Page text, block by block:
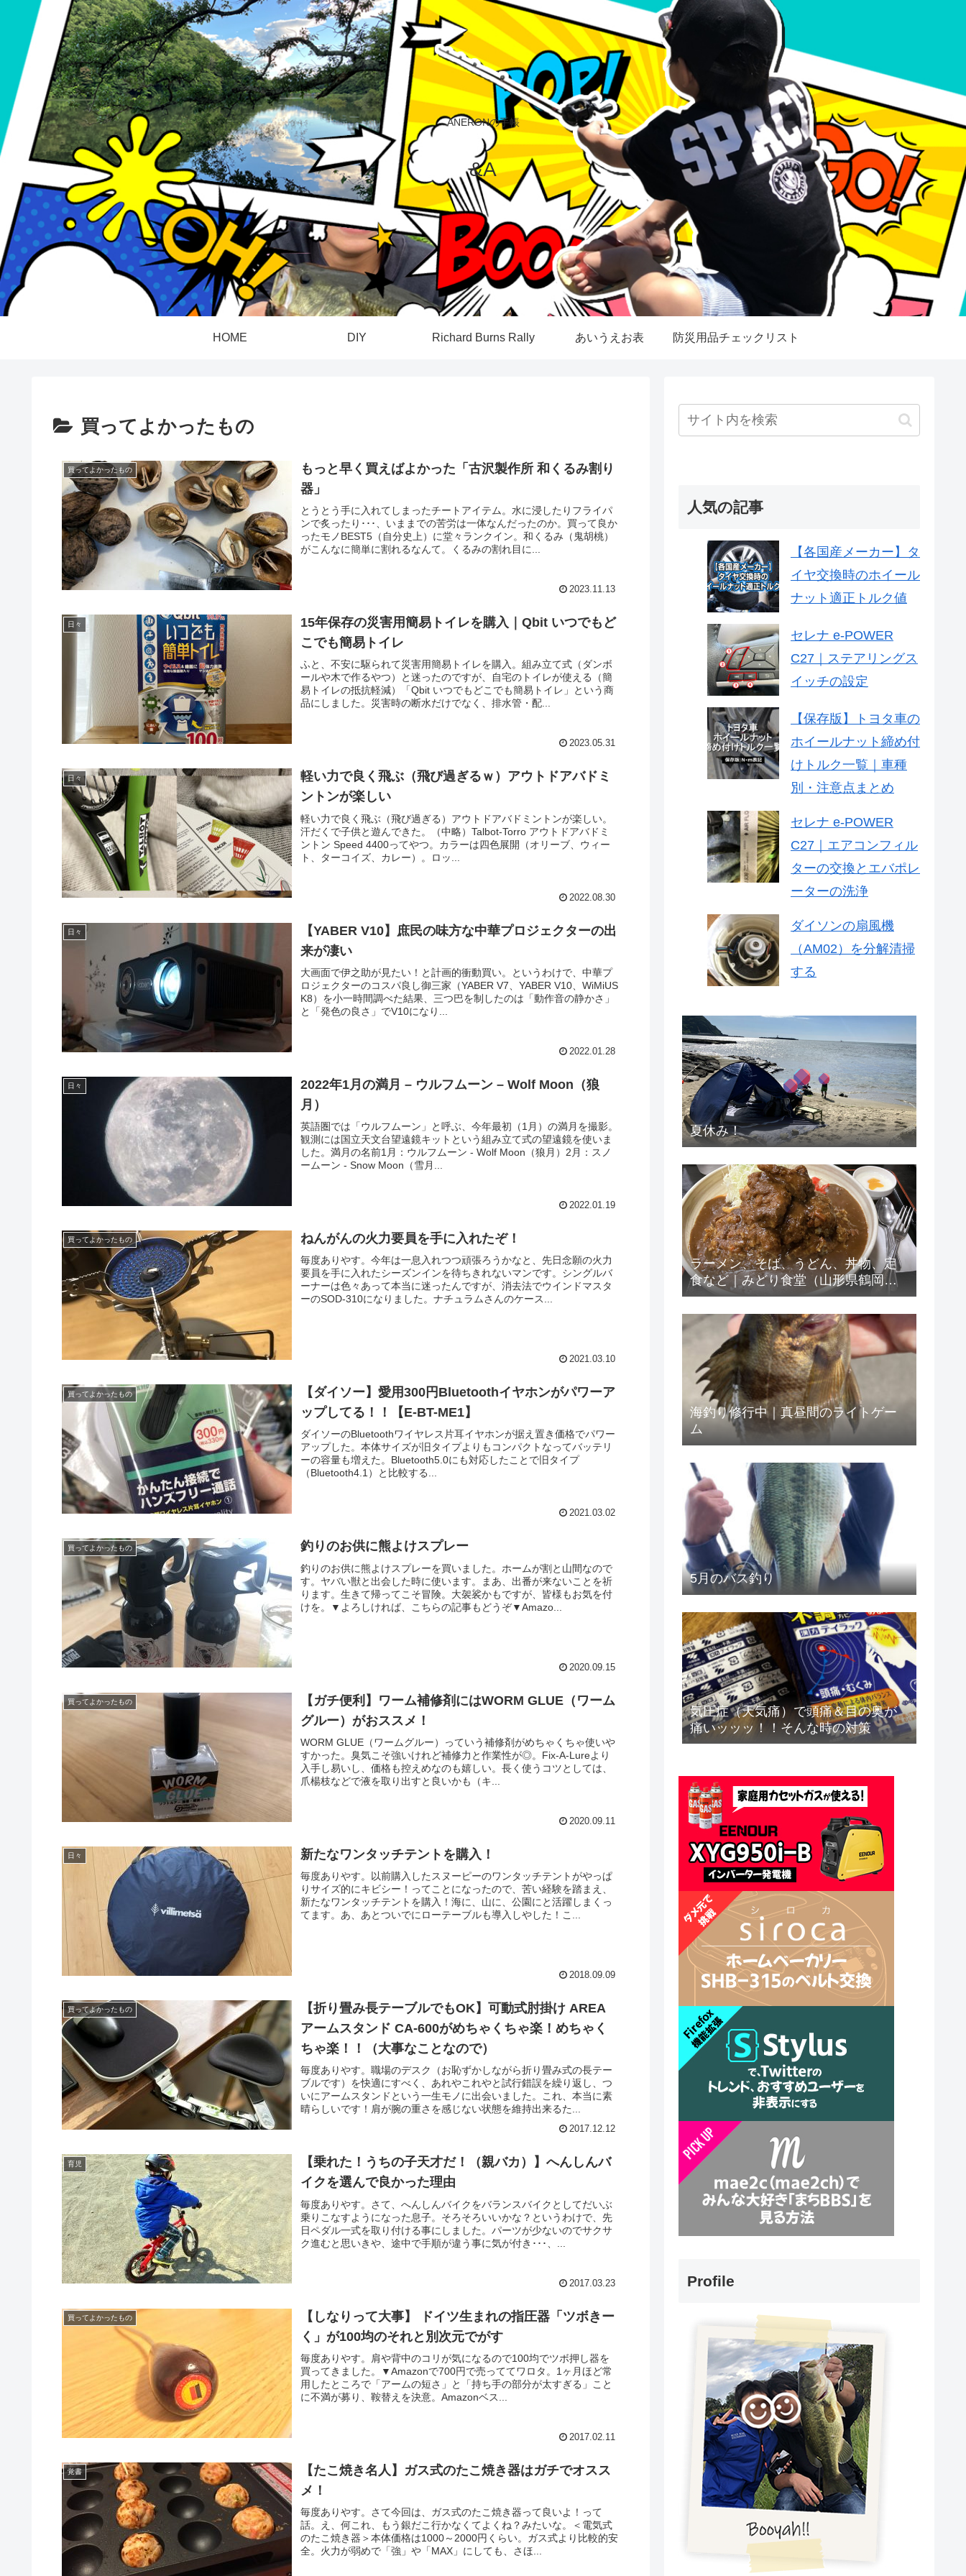
ANERONの手帳
&A
HOME DIY Richard Burns Rally あいうえお表 防災用品チェックリスト
買ってよかったもの
買ってよかったもの
もっと早く買えばよかった「古沢製作所 和くるみ割り
器」
とうとう手に入れてしまったチートアイテム。水に浸したりフライパ
ンで炙ったり･･･、いままでの苦労は一体なんだったのか。買って良か
ったモノBEST5（自分史上）に堂々ランクイン。和くるみ（鬼胡桃）
がこんなに簡単に割れるなんて。くるみの割れ目に...
2023.11.13
日々
15年保存の災害用簡易トイレを購入｜Qbit いつでもど
こでも簡易トイレ
ふと、不安に駆られて災害用簡易トイレを購入。組み立て式（ダンボ
ールや木で作るやつ）と迷ったのですが、自宅のトイレが使える（簡
易トイレの抵抗軽減）「Qbit いつでもどこでも簡易トイレ」という商
品にしました。災害時の断水だけでなく、排水管・配...
2023.05.31
日々
軽い力で良く飛ぶ（飛び過ぎるｗ）アウトドアバドミ
ントンが楽しい
軽い力で良く飛ぶ（飛び過ぎる）アウトドアバドミントンが楽しい。
汗だくで子供と遊んできた。（中略）Talbot-Torro アウトドアバドミ
ントン Speed 4400ってやつ。カラーは四色展開（オリーブ、ウィー
ト、ターコイズ、カレー）。ロッ...
2022.08.30
日々
【YABER V10】庶民の味方な中華プロジェクターの出
来が凄い
大画面で伊之助が見たい！と計画的衝動買い。というわけで、中華プ
ロジェクターのコスパ良し御三家（YABER V7、YABER V10、WiMiUS
K8）を小一時間調べた結果、三つ巴を制したのは「動作音の静かさ」
と「発色の良さ」でV10になり...
2022.01.28
日々
2022年1月の満月 – ウルフムーン – Wolf Moon（狼
月）
英語圏では「ウルフムーン」と呼ぶ、今年最初（1月）の満月を撮影。
観測には国立天文台望遠鏡キットという組み立て式の望遠鏡を使いま
した。満月の名前1月：ウルフムーン - Wolf Moon（狼月）2月：スノ
ームーン - Snow Moon（雪月...
2022.01.19
買ってよかったもの ねんがんの火力要員を手に入れたぞ！
毎度ありやす。今年は一息入れつつ頑張ろうかなと、先日念願の火力
要員を手に入れたシーズンインを待ちきれないマンです。シングルバ
ーナーは色々あって本当に迷ったんですが、消去法でウインドマスタ
ーのSOD-310になりました。ナチュラムさんのケース...
2021.03.10
買ってよかったもの
【ダイソー】愛用300円Bluetoothイヤホンがパワーア
ップしてる！！【E-BT-ME1】
ダイソーのBluetoothワイヤレス片耳イヤホンが据え置き価格でパワー
アップした。本体サイズが旧タイプよりもコンパクトなってバッテリ
ーの容量も増えた。Bluetooth5.0にも対応したことで旧タイプ
（Bluetooth4.1）と比較する...
2021.03.02
買ってよかったもの 釣りのお供に熊よけスプレー
釣りのお供に熊よけスプレーを買いました。ホームが割と山間なので
す。ヤバい獣と出会した時に使います。まあ、出番が来ないことを祈
ります。生きて帰ってこそ冒険。大袈裟かもですが、皆様もお気を付
けを。▼よろしければ、こちらの記事もどうぞ▼Amazo...
2020.09.15
買ってよかったもの
【ガチ便利】ワーム補修剤にはWORM GLUE（ワーム
グルー）がおススメ！
WORM GLUE（ワームグルー）っていう補修剤がめちゃくちゃ使いや
すかった。臭気こそ強いけれど補修力と作業性が◎。Fix-A-Lureより
入手し易いし、価格も控えめなのも嬉しい。長く使うコツとしては、
爪楊枝などで液を取り出すと良いかも（キ...
2020.09.11
日々 新たなワンタッチテントを購入！
毎度ありやす。以前購入したスヌーピーのワンタッチテントがやっぱ
りサイズ的にキビシー！ってことになったので、苦い経験を踏まえ、
新たなワンタッチテントを購入！海に、山に、公園にと活躍しまくっ
てます。あ、あとついでにローテーブルも導入しやした！こ...
2018.09.09
買ってよかったもの
【折り畳み長テーブルでもOK】可動式肘掛け AREA
アームスタンド CA-600がめちゃくちゃ楽！めちゃく
ちゃ楽！！（大事なことなので）
毎度ありやす。職場のデスク（お恥ずかしながら折り畳み式の長テー
ブルです）を快適にすべく、あれやこれやと試行錯誤を繰り返し、つ
いにアームスタンドという一生モノに出会いました。これ、本当に素
晴らしいです！肩が腕の重さを感じない状態を維持出来るた...
2017.12.12
育児
【乗れた！うちの子天才だ！（親バカ）】へんしんバ
イクを選んで良かった理由
毎度ありやす。さて、へんしんバイクをバランスバイクとしてだいぶ
乗りこなすようになった息子。そろそろいいかな？というわけで、先
日ペダル一式を取り付ける事にしました。パーツが少ないのでサクサ
ク進むと思いきや、途中で手順が違う事に気が付き･･･、...
2017.03.23
買ってよかったもの
【しなりって大事】 ドイツ生まれの指圧器「ツボきー
く」が100均のそれと別次元でがす
毎度ありやす。肩や背中のコリが気になるので100均でツボ押し器を
買ってきました。▼Amazonで700円で売っててワロタ。1ヶ月ほど常
用したところで「アームの短さ」と「持ち手の部分が太すぎる」こと
に不満が募り、鞍替えを決意。Amazonベス...
2017.02.11
覚書
【たこ焼き名人】ガス式のたこ焼き器はガチでオスス
メ！
毎度ありやす。さて今回は、ガス式のたこ焼き器って良いよ！って
話。え、何これ、もう銀だこ行かなくてよくね？みたいな。＜電気式
のたこ焼き器＞本体価格は1000～2000円くらい。ガス式より比較的安
全。火力が弱めで「強」や「MAX」にしても、さほ...
人気の記事
【各国産メーカー】タ
イヤ交換時のホイール
ナット適正トルク値
セレナ e-POWER
C27｜ステアリングス
イッチの設定
【保存版】トヨタ車の
ホイールナット締め付
けトルク一覧｜車種
別・注意点まとめ
セレナ e-POWER
C27｜エアコンフィル
ターの交換とエバポレ
ーターの洗浄
ダイソンの扇風機
（AM02）を分解清掃
する
夏休み！
ラーメン、そば、うどん、丼物、定
食など｜みどり食堂（山形県鶴岡
市）
海釣り修行中｜真昼間のライトゲー
ム
5月のバス釣り
気圧症（天気痛）で頭痛＆目の奥が
痛いッッッ！！そんな時の対策
Profile